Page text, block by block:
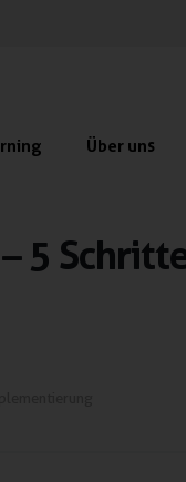
Über uns
5